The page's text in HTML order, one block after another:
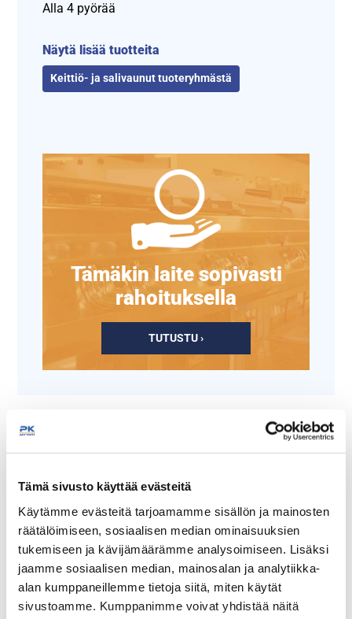
Tämä sivusto käyttää evästeitä
Käytämme evästeitä tarjoamamme sisällön ja mainosten
räätälöimiseen, sosiaalisen median ominaisuuksien
tukemiseen ja kävijämäärämme analysoimiseen. Lisäksi
jaamme sosiaalisen median, mainosalan ja analytiikka-
alan kumppaneillemme tietoja siitä, miten käytät
sivustoamme. Kumppanimme voivat yhdistää näitä
Alla 4 pyörää
Näytä lisää tuotteita
Keittiö- ja salivaunut tuoteryhmästä
Tämäkin laite sopivasti
rahoituksella
TUTUSTU ›
RST-tasovaunu Restmec
800x500, ilman
Ulkomitat: 800 x 500 x 860
RST-tasovaunu Trolly 2,
työntökahvoilla
Ulkomitat: 860 x 535 x 940